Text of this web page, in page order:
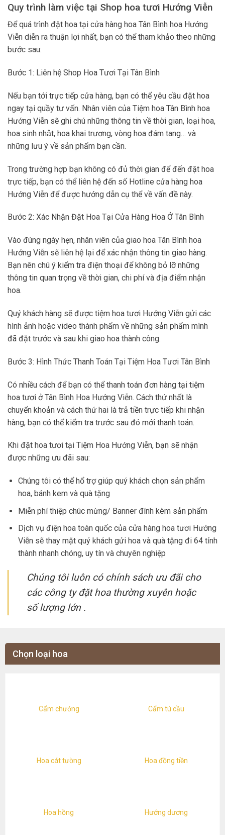
Quy trình làm việc tại Shop hoa tươi Hướng Viễn
Để quá trình đặt hoa tại cửa hàng hoa Tân Bình hoa Hướng
Viễn diễn ra thuận lợi nhất, bạn có thể tham khảo theo những
bước sau:
Bước 1: Liên hệ Shop Hoa Tươi Tại Tân Bình
Nếu bạn tới trực tiếp cửa hàng, bạn có thể yêu cầu đặt hoa
ngay tại quầy tư vấn. Nhân viên của Tiệm hoa Tân Bình hoa
Hướng Viễn sẽ ghi chú những thông tin về thời gian, loại hoa,
hoa sinh nhật, hoa khai trương, vòng hoa đám tang… và
những lưu ý về sản phẩm bạn cần.
Trong trường hợp bạn không có đủ thời gian để đến đặt hoa
trực tiếp, bạn có thể liên hệ đến số Hotline cửa hàng hoa
Hướng Viễn để được hướng dẫn cụ thể về vấn đề này.
Bước 2: Xác Nhận Đặt Hoa Tại Cửa Hàng Hoa Ở Tân Bình
Vào đúng ngày hẹn, nhân viên của giao hoa Tân Bình hoa
Hướng Viễn sẽ liên hệ lại để xác nhận thông tin giao hàng.
Bạn nên chú ý kiểm tra điện thoại để không bỏ lỡ những
thông tin quan trọng về thời gian, chi phí và địa điểm nhận
hoa.
Quý khách hàng sẽ được tiệm hoa tươi Hướng Viễn gửi các
hình ảnh hoặc video thành phẩm về những sản phẩm mình
đã đặt trước và sau khi giao hoa thành công.
Bước 3: Hình Thức Thanh Toán Tại Tiệm Hoa Tươi Tân Bình
Có nhiều cách để bạn có thể thanh toán đơn hàng tại tiệm
hoa tươi ở Tân Bình Hoa Hướng Viễn. Cách thứ nhất là
chuyển khoản và cách thứ hai là trả tiền trực tiếp khi nhận
hàng, bạn có thể kiểm tra trước sau đó mới thanh toán.
Khi đặt hoa tươi tại Tiệm Hoa Hướng Viễn, bạn sẽ nhận
được những ưu đãi sau:
Chúng tôi có thể hổ trợ giúp quý khách chọn sản phẩm
hoa, bánh kem và quà tặng
Miễn phí thiệp chúc mừng/ Banner đính kèm sản phẩm
Dịch vụ điện hoa toàn quốc của cửa hàng hoa tươi Hướng
Viễn sẽ thay mặt quý khách gửi hoa và quà tặng đi 64 tỉnh
thành nhanh chóng, uy tín và chuyên nghiệp
Chúng tôi luôn có chính sách ưu đãi cho
các công ty đặt hoa thường xuyên hoặc
số lượng lớn .
Chọn loại hoa
Cẩm chướng Cẩm tú cầu
Hoa cát tường Hoa đồng tiền
Hoa hồng Hướng dương